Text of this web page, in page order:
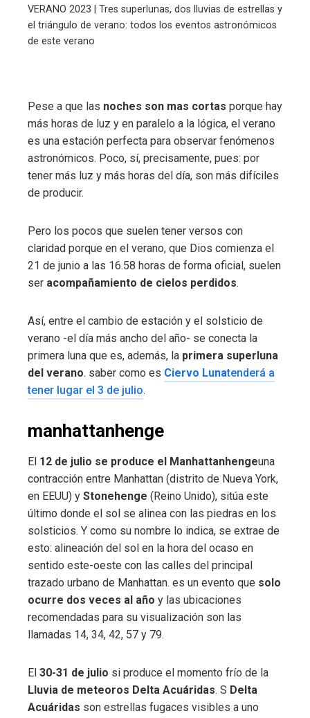
VERANO 2023 | Tres superlunas, dos lluvias de estrellas y
el triángulo de verano: todos los eventos astronómicos
de este verano
Pese a que las noches son mas cortas porque hay
más horas de luz y en paralelo a la lógica, el verano
es una estación perfecta para observar fenómenos
astronómicos. Poco, sí, precisamente, pues: por
tener más luz y más horas del día, son más difíciles
de producir.
Pero los pocos que suelen tener versos con
claridad porque en el verano, que Dios comienza el
21 de junio a las 16.58 horas de forma oficial, suelen
ser acompañamiento de cielos perdidos.
Así, entre el cambio de estación y el solsticio de
verano -el día más ancho del año- se conecta la
primera luna que es, además, la primera superluna
del verano. saber como es Ciervo Lunatenderá a
tener lugar el 3 de julio.
manhattanhenge
El 12 de julio se produce el Manhattanhengeuna
contracción entre Manhattan (distrito de Nueva York,
en EEUU) y Stonehenge (Reino Unido), sitúa este
último donde el sol se alinea con las piedras en los
solsticios. Y como su nombre lo indica, se extrae de
esto: alineación del sol en la hora del ocaso en
sentido este-oeste con las calles del principal
trazado urbano de Manhattan. es un evento que solo
ocurre dos veces al año y las ubicaciones
recomendadas para su visualización son las
llamadas 14, 34, 42, 57 y 79.
El 30-31 de julio si produce el momento frío de la
Lluvia de meteoros Delta Acuáridas. S Delta
Acuáridas son estrellas fugaces visibles a uno